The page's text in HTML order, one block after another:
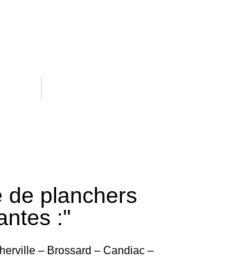
de planchers
:"
– Brossard – Candiac –